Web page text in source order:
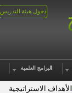
دخول هيئة التدريس
البرامج العلمية
الأهداف الاستراتيجية